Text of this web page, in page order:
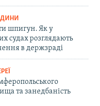
шпигун. Як у
судах розглядають
в держзраді
та занедбаність